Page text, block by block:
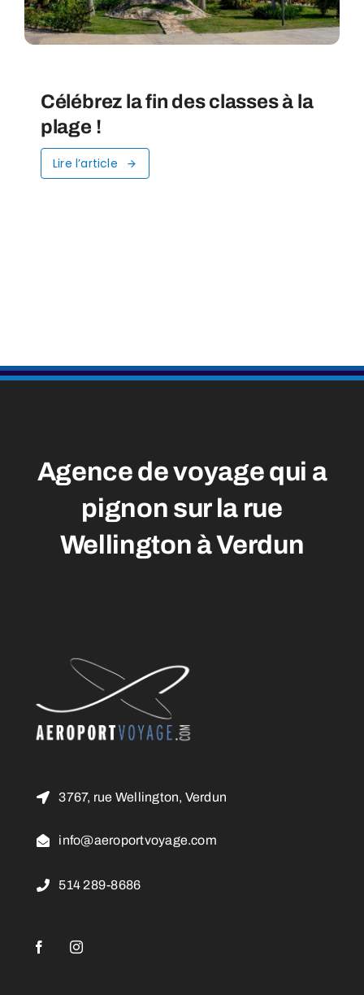
Célébrez la fin des classes à la
plage !
Lire l’article
Agence de voyage qui a
pignon sur la rue
Wellington à Verdun
3767, rue Wellington, Verdun
info@aeroportvoyage.com
514 289-8686